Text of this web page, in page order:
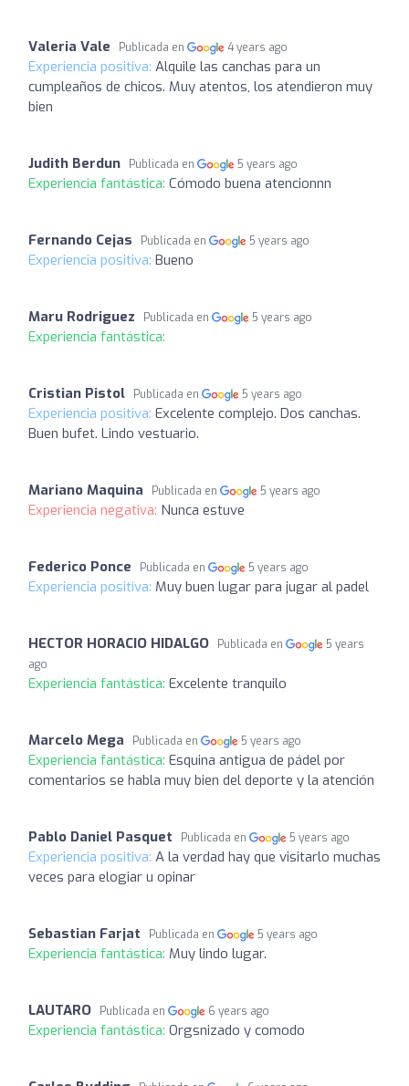
Valeria Vale Publicada en 4 years ago
Experiencia positiva: Alquile las canchas para un
cumpleaños de chicos. Muy atentos, los atendieron muy
bien
Judith Berdun Publicada en 5 years ago
Experiencia fantástica: Cómodo buena atencionnn
Fernando Cejas Publicada en 5 years ago
Experiencia positiva: Bueno
Maru Rodriguez Publicada en 5 years ago
Experiencia fantástica:
Cristian Pistol Publicada en 5 years ago
Experiencia positiva: Excelente complejo. Dos canchas.
Buen bufet. Lindo vestuario.
Mariano Maquina Publicada en 5 years ago
Experiencia negativa: Nunca estuve
Federico Ponce Publicada en 5 years ago
Experiencia positiva: Muy buen lugar para jugar al padel
HECTOR HORACIO HIDALGO Publicada en
5 years
ago
Experiencia fantástica: Excelente tranquilo
Marcelo Mega Publicada en 5 years ago
Experiencia fantástica: Esquina antigua de pádel por
comentarios se habla muy bien del deporte y la atención
Pablo Daniel Pasquet Publicada en 5 years ago
Experiencia positiva: A la verdad hay que visitarlo muchas
veces para elogiar u opinar
Sebastian Farjat Publicada en 5 years ago
Experiencia fantástica: Muy lindo lugar.
LAUTARO Publicada en 6 years ago
Experiencia fantástica: Orgsnizado y comodo